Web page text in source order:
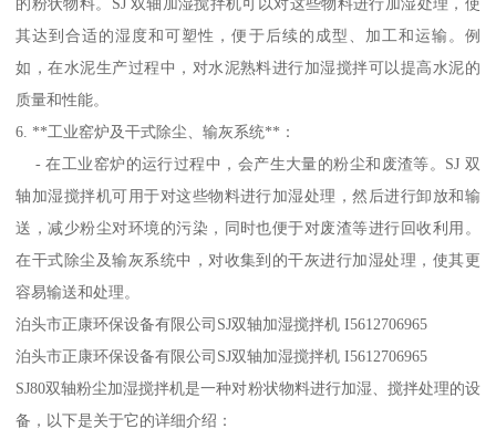
其达到合适的湿度和可塑性，便于后续的成型、加工和运输。例
如，在水泥生产过程中，对水泥熟料进行加湿搅拌可以提高水泥的
质量和性能。
6. **工业窑炉及干式除尘、输灰系统**：
- 在工业窑炉的运行过程中，会产生大量的粉尘和废渣等。SJ 双
轴加湿搅拌机可用于对这些物料进行加湿处理，然后进行卸放和输
送，减少粉尘对环境的污染，同时也便于对废渣等进行回收利用。
在干式除尘及输灰系统中，对收集到的干灰进行加湿处理，使其更
容易输送和处理。
泊头市正康环保设备有限公司SJ双轴加湿搅拌机 I5612706965
泊头市正康环保设备有限公司SJ双轴加湿搅拌机 I5612706965
SJ80双轴粉尘加湿搅拌机是一种对粉状物料进行加湿、搅拌处理的设
备，以下是关于它的详细介绍：